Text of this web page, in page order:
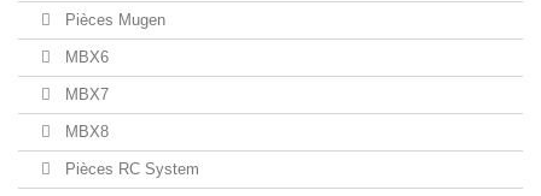
Pièces Mugen
MBX6
MBX7
MBX8
Pièces RC System